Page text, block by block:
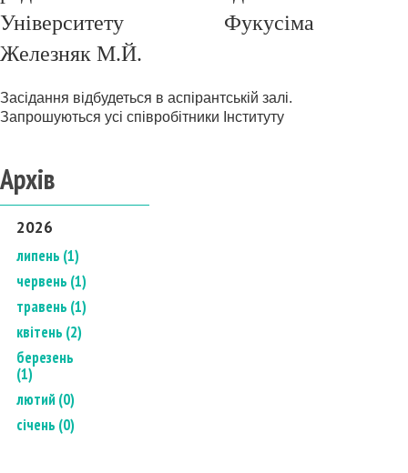
Університету Фукусіма
Железняк М.Й.
Засідання відбудеться в аспірантській залі.
Запрошуються усі співробітники Інституту
Архів
2026
липень (1)
червень (1)
травень (1)
квітень (2)
березень
(1)
лютий (0)
січень (0)